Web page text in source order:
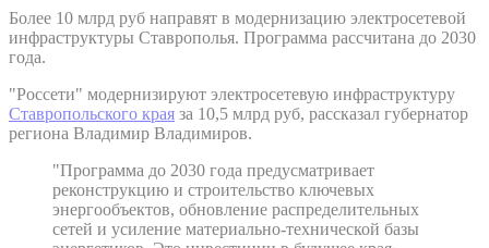
Более 10 млрд руб направят в модернизацию электросетевой
инфраструктуры Ставрополья. Программа рассчитана до 2030
года.
"Россети" модернизируют электросетевую инфраструктуру
Ставропольского края за 10,5 млрд руб, рассказал губернатор
региона Владимир Владимиров.
"Программа до 2030 года предусматривает
реконструкцию и строительство ключевых
энергообъектов, обновление распределительных
сетей и усиление материально-технической базы